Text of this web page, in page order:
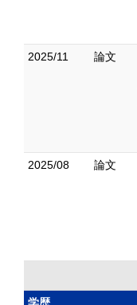
2025/11 論文
2025/08 論文
学歴